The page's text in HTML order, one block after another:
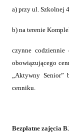
a) przy ul. Szkolnej
b) na terenie
czynne
obowiązującego
„Aktywny Senior”
cenniku.
Bezpłatne zajęcia